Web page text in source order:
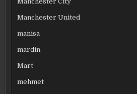
Manchester United
manisa
mardin
Mart
mehmet